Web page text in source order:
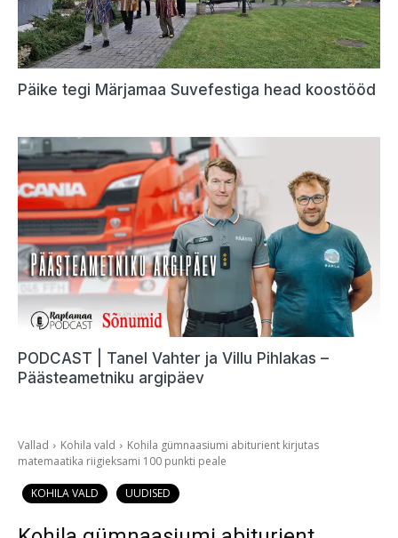
Päike tegi Märjamaa Suvefestiga head koostööd
PODCAST | Tanel Vahter ja Villu Pihlakas –
Päästeametniku argipäev